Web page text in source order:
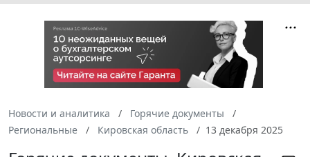
Новости и аналитика
Горячие документы
Региональные
Кировская область 13 декабря 2025